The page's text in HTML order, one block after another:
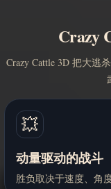
Crazy
Crazy Cattle 3D 把大逃
💥
动量驱动的战斗
胜负取决于速度、角